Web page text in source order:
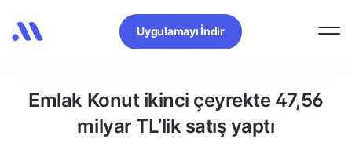
Uygulamayı İndir
Emlak Konut ikinci çeyrekte 47,56
milyar TL’lik satış yaptı